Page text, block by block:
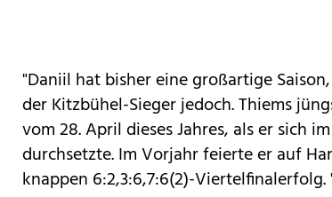
"Daniil hat bisher eine großartige
der Kitzbühel-Sieger jedoch. Thiems
vom 28. April dieses Jahres, als er sich
durchsetzte. Im Vorjahr feierte er auf
knappen 6:2,3:6,7:6(2)-